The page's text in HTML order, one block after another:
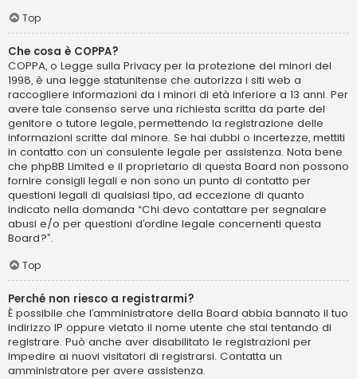
Top
Che cosa è COPPA?
COPPA, o Legge sulla Privacy per la protezione dei minori del
1998, è una legge statunitense che autorizza i siti web a
raccogliere informazioni da i minori di età inferiore a 13 anni. Per
avere tale consenso serve una richiesta scritta da parte del
genitore o tutore legale, permettendo la registrazione delle
informazioni scritte dal minore. Se hai dubbi o incertezze, mettiti
in contatto con un consulente legale per assistenza. Nota bene
che phpBB Limited e il proprietario di questa Board non possono
fornire consigli legali e non sono un punto di contatto per
questioni legali di qualsiasi tipo, ad eccezione di quanto
indicato nella domanda “Chi devo contattare per segnalare
abusi e/o per questioni d’ordine legale concernenti questa
Board?”.
Top
Perché non riesco a registrarmi?
È possibile che l’amministratore della Board abbia bannato il tuo
indirizzo IP oppure vietato il nome utente che stai tentando di
registrare. Può anche aver disabilitato le registrazioni per
impedire ai nuovi visitatori di registrarsi. Contatta un
amministratore per avere assistenza.